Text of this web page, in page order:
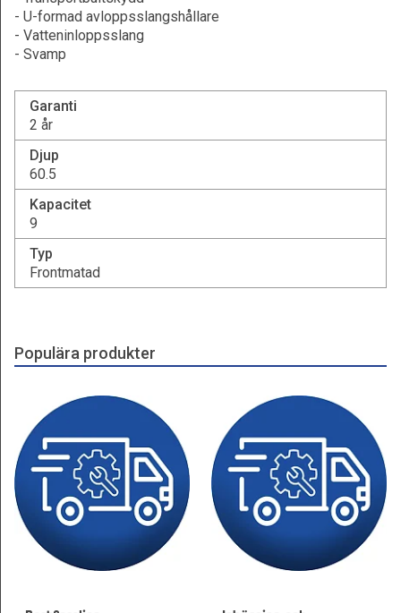
- U-formad avloppsslangshållare
- Vatteninloppsslang
- Svamp
Garanti
2 år
Djup
60.5
Kapacitet
9
Typ
Frontmatad
Populära produkter